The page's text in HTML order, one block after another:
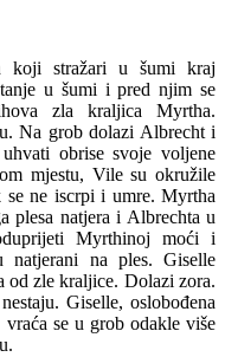
koji stražari u šumi kraj
u šumi i pred njim se
zla kraljica Myrtha.
Na grob dolazi Albrecht i
obrise svoje voljene
mjestu, Vile su okružile
ne iscrpi i umre. Myrtha
plesa natjera i Albrechta u
Myrthinoj moći i
na ples. Giselle
od zle kraljice. Dolazi zora.
Giselle, oslobođena
se u grob odakle više